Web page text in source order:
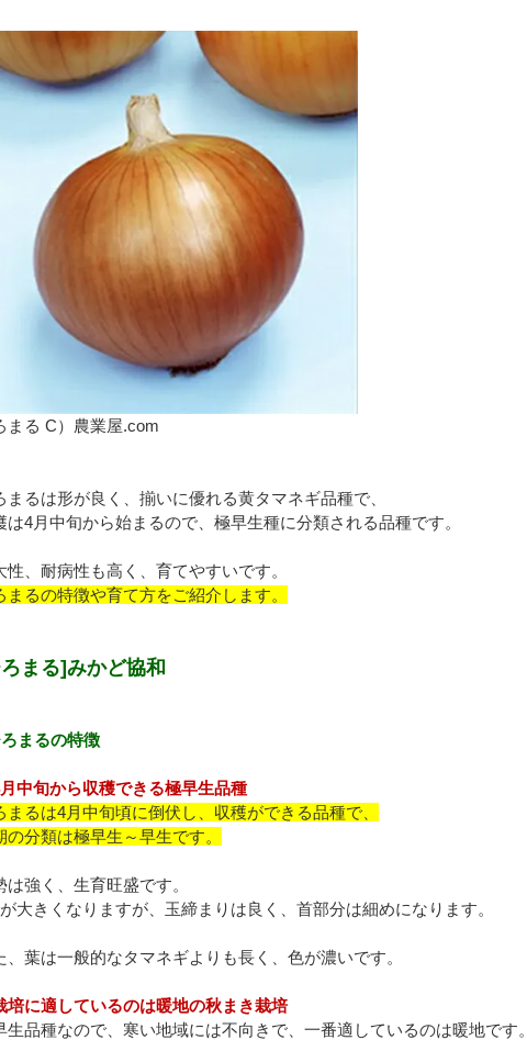
まる C）農業屋.com
まるは形が良く、揃いに優れる黄タマネギ品種で、
は4月中旬から始まるので、極早生種に分類される品種です。
性、耐病性も高く、育てやすいです。
まるの特徴や育て方をご紹介します。
まる]みかど協和
まるの特徴
月中旬から収穫できる極早生品種
まるは4月中旬頃に倒伏し、収穫ができる品種で、
の分類は極早生～早生です。
は強く、生育旺盛です。
大きくなりますが、玉締まりは良く、首部分は細めになります。
、葉は一般的なタマネギよりも長く、色が濃いです。
培に適しているのは暖地の秋まき栽培
生品種なので、寒い地域には不向きで、一番適しているのは暖地です。